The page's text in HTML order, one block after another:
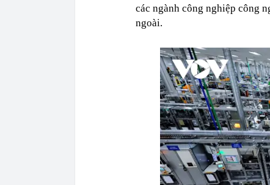
các ngành công nghiệp công
ngoài.